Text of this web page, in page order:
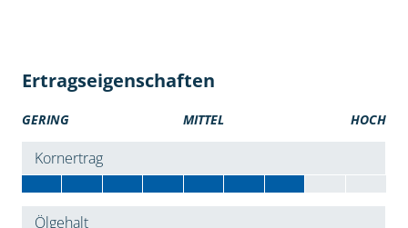
Ertragseigenschaften
GERING MITTEL HOCH
Kornertrag
Ölgehalt